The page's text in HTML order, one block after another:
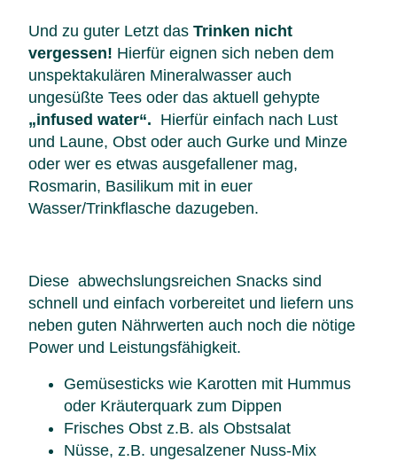
Und zu guter Letzt dasTrinken nicht
vergessen! Hierfür eignen sich neben dem
unspektakulären Mineralwasser auch
ungesüßte Tees oder das aktuell gehypte
„infused water“. Hierfür einfach nach Lust
und Laune, Obst oder auch Gurke und Minze
oder wer es etwas ausgefallener mag,
Rosmarin, Basilikum mit in euer
Wasser/Trinkflasche dazugeben.
Diese abwechslungsreichen Snacks sind
schnell und einfach vorbereitet und liefern uns
neben guten Nährwerten auch noch die nötige
Power und Leistungsfähigkeit.
Gemüsesticks wie Karotten mit Hummus
oder Kräuterquark zum Dippen
Frisches Obst z.B. als Obstsalat
Nüsse, z.B. ungesalzener Nuss-Mix